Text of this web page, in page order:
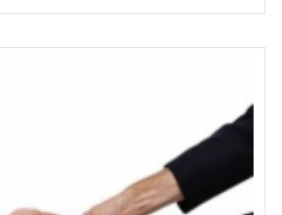
quyền nộp đơn yêu cầu mở thủ tục